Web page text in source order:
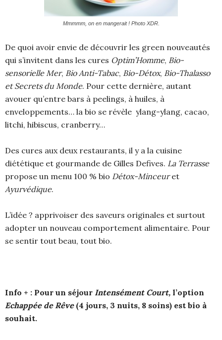
Mmmmm, on en mangerait ! Photo XDR.
De quoi avoir envie de découvrir les green nouveautés
qui s’invitent dans les cures Optim’Homme, Bio-
sensorielle Mer, Bio Anti-Tabac, Bio-Détox, Bio-Thalasso
et Secrets du Monde. Pour cette dernière, autant
avouer qu’entre bars à peelings, à huiles, à
enveloppements… la bio se révèle ylang-ylang, cacao,
litchi, hibiscus, cranberry…
Des cures aux deux restaurants, il y a la cuisine
diététique et gourmande de Gilles Defives. La Terrasse
propose un menu 100 % bio Détox-Minceuret
Ayurvédique.
L’idée ? apprivoiser des saveurs originales et surtout
adopter un nouveau comportement alimentaire. Pour
se sentir tout beau, tout bio.
Info + : Pour un séjour Intensément Court, l’option
Echappée de Rêve(4 jours, 3 nuits, 8 soins) est bio à
souhait.